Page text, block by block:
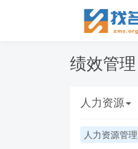
绩效管理
人力资源
人力资源管理